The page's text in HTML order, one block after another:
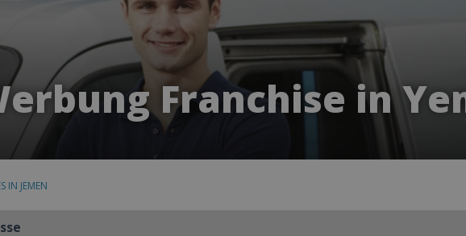
Franchise in
IN JEMEN